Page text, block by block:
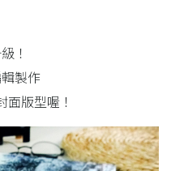
！
製作
版型喔！